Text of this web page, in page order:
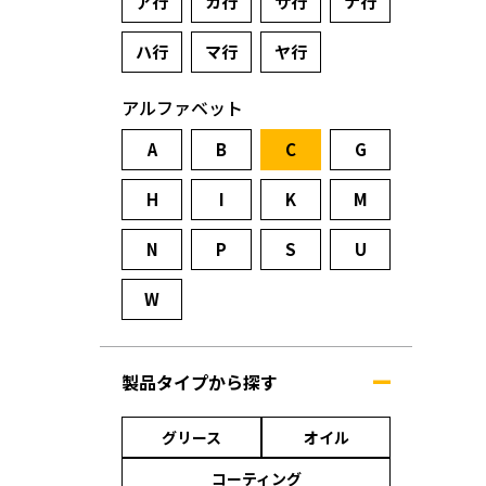
ハ行 マ行 ヤ行
アルファベット
A B C G
H I K M
N P S U
W
製品タイプから探す
グリース
オイル
コーティング